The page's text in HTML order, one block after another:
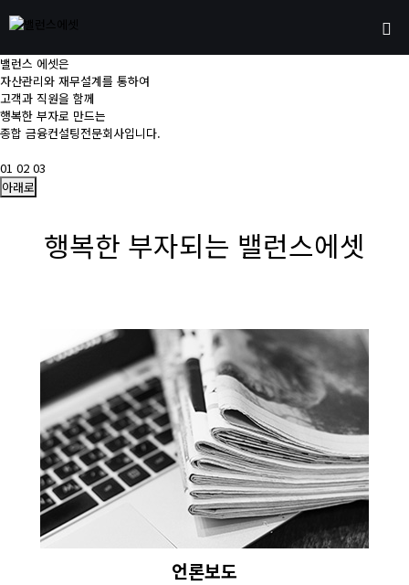
밸런스 에셋은
자산관리와 재무설계를 통하여
고객과 직원을 함께
행복한 부자로 만드는
종합 금융컨설팅전문회사입니다.
01 02 03
아래로
행복한 부자되는 밸런스에셋
언론보도